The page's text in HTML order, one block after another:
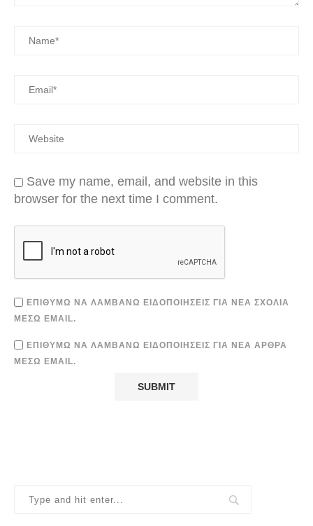
Save my name, email, and website in this
browser for the next time I comment.
ΕΠΙΘΥΜΏ ΝΑ ΛΑΜΒΆΝΩ ΕΙΔΟΠΟΙΉΣΕΙΣ ΓΙΑ ΝΈΑ ΣΧΌΛΙΑ
ΜΈΣΩ EMAIL.
ΕΠΙΘΥΜΏ ΝΑ ΛΑΜΒΆΝΩ ΕΙΔΟΠΟΙΉΣΕΙΣ ΓΙΑ ΝΈΑ ΆΡΘΡΑ
ΜΈΣΩ EMAIL.